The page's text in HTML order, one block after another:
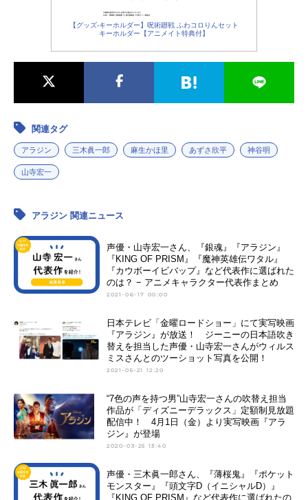
【グッズ-キーホルダー】呪術廻戦 ふわコロりんセット
キーホルダー【アニメイト特典付】
関連タグ
アラジン 三木眞一郎 麻生かほ里 あずさ欣平 神谷明
山寺宏一
アラジン 関連ニュース
声優・山寺宏一さん、『銀魂』『アラジン』
『KING OF PRISM』『魔神英雄伝ワタル』
『カウボーイビバップ』など代表作に選ばれた
のは？ − アニメキャラクター代表作まとめ
2021-06-17 00:00
日本テレビ「金曜ロードショー」にて実写映画
『アラジン』が放送！ ジーニーの日本語吹き
替えを担当した声優・山寺宏一さんがウィルス
ミスさんとのツーショット写真を公開！
2021-05-21 12:20
“7色の声を持つ男”山寺宏一さんの吹替え担当
作品が「ディズニーデラックス」定額制見放題
配信中！ 4月1日（金）より実写映画『アラ
ジン』が登場
2020-03-25 13:40
声優・三木眞一郎さん、『薄桜鬼』『ポケット
モンスター』『頭文字D（イニシャルD）』
『KING OF PRISM』など代表作に選ばれたの